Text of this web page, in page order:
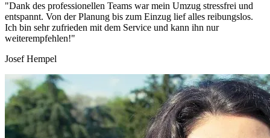
"Dank des professionellen Teams war mein Umzug stressfrei und
entspannt. Von der Planung bis zum Einzug lief alles reibungslos.
Ich bin sehr zufrieden mit dem Service und kann ihn nur
weiterempfehlen!"
Josef Hempel